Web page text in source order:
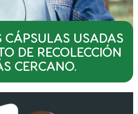
CÁPSULAS USADAS
DE RECOLECCIÓN
CERCANO.